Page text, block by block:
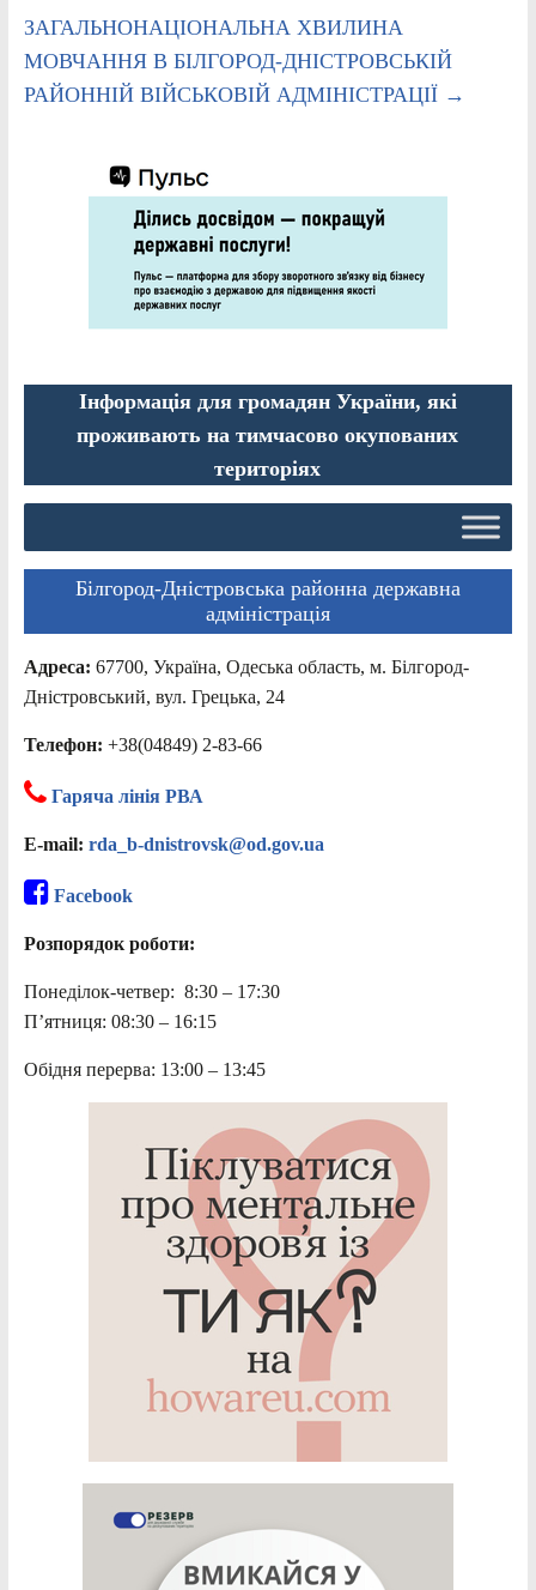
ЗАГАЛЬНОНАЦІОНАЛЬНА ХВИЛИНА
МОВЧАННЯ В БІЛГОРОД-ДНІСТРОВСЬКІЙ
РАЙОННІЙ ВІЙСЬКОВІЙ АДМІНІСТРАЦІЇ →
Інформація для громадян України, які
проживають на тимчасово окупованих
територіях
Білгород-Дністровська районна державна
адміністрація
Адреса: 67700, Україна, Одеська область, м. Білгород-
Дністровський, вул. Грецька, 24
Телефон: +38(04849) 2-83-66
Гаряча лінія РВА
E-mail: rda_b-dnistrovsk@od.gov.ua
Facebook
Розпорядок роботи:
Понеділок-четвер: 8:30 – 17:30
П’ятниця: 08:30 – 16:15
Обідня перерва: 13:00 – 13:45